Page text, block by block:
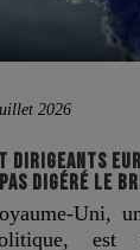
2026
DIRIGEANTS
DIGÉRÉ LE
Uni,
est